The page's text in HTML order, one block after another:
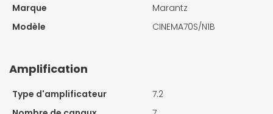
Marque
Marantz
Modèle
CINEMA70S/N1B
Amplification
Type d'amplificateur
7.2